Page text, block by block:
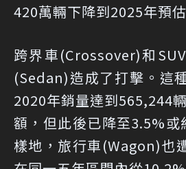
420萬輛下降到2025年預
跨界車(Crossover)和
(Sedan)造成了打擊。這
2020年銷量達到565,244
額，但此後已降至3.5%
樣地，旅行車(Wagon)也